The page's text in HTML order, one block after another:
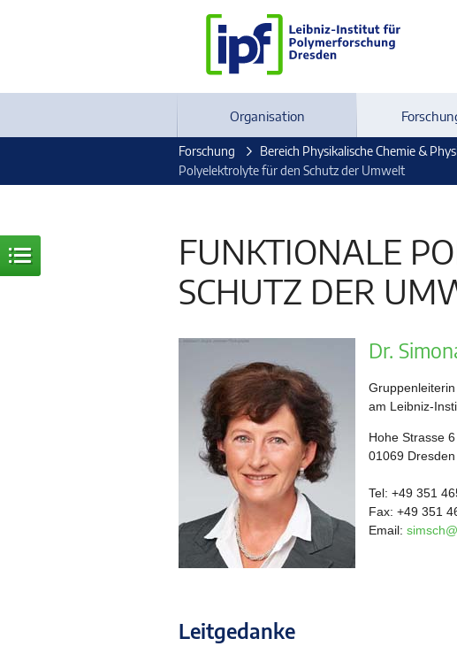
Organisation
Forschung Bereich Physikalische Chemie &
Polyelektrolyte für den Schutz der Umwelt
FUNKTIONALE
SCHUTZ DER
Dr.
am Leibniz-
Hohe Strasse 6
01069 Dresden
Tel: +49 351
Fax: +49 351
Email:
Leitgedanke